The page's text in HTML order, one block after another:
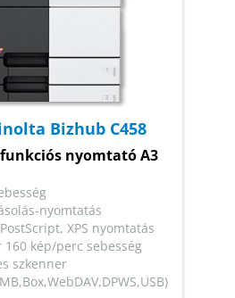
Bizhub C458
nyomtató A3
nyomtatás
XPS nyomtatás
160 kép/perc sebesség
szkenner